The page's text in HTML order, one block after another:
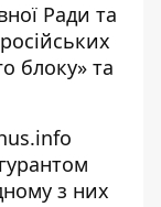
Ради та
блоку» та
з них